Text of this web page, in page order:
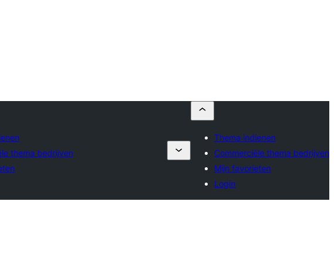
thema bedrijven
Thema indienen
Commerciële thema bedrijven
Mijn favorieten
Login